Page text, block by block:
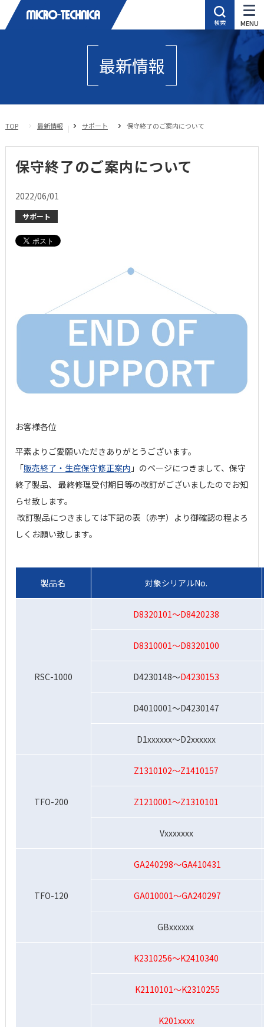
最新情報
TOP 最新情報 サポート 保守終了のご案内について
保守終了のご案内について
2022/06/01
サポート
お客様各位
平素よりご愛願いただきありがとうございます。
「販売終了・生産保守修正案内 」のページにつきまして、保守
終了製品、 最終修理受付期日等の改訂がございましたのでお知
らせ致します。
改訂製品につきましては下記の表（赤字）より御確認の程よろ
しくお願い致します。
製品名 対象シリアルNo.
RSC-1000
D8320101～D8420238
D8310001～D8320100
D4230148～D4230153
D4010001～D4230147
D1xxxxxx～D2xxxxxx
TFO-200
Z1310102～Z1410157
Z1210001～Z1310101
Vxxxxxxx
TFO-120
GA240298～GA410431
GA010001～GA240297
GBxxxxxx
K2310256～K2410340
K2110101～K2310255
K201xxxx